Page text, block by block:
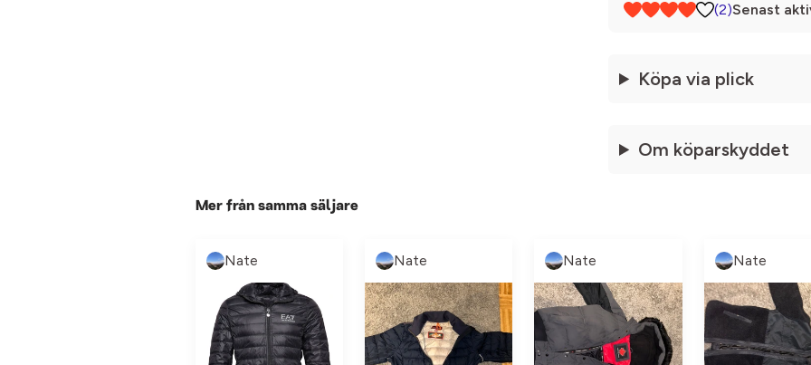
(2)Senast
Köpa via plick
Om köparskyddet
Mer från samma säljare
Nate Nate Nate Nate